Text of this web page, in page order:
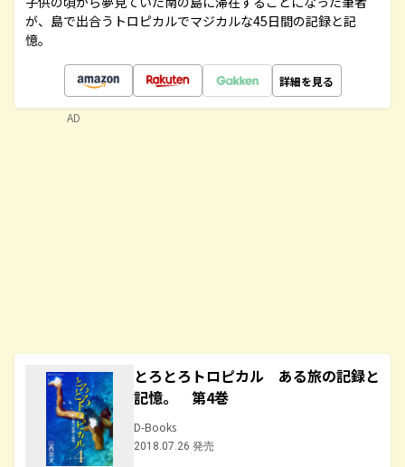
が、島で出合うトロピカルでマジカルな45日間の記録と記
憶。
詳細を見る
とろとろトロピカル ある旅の記録と
記憶。 第4巻
D-Books
2018.07.26 発売
AD